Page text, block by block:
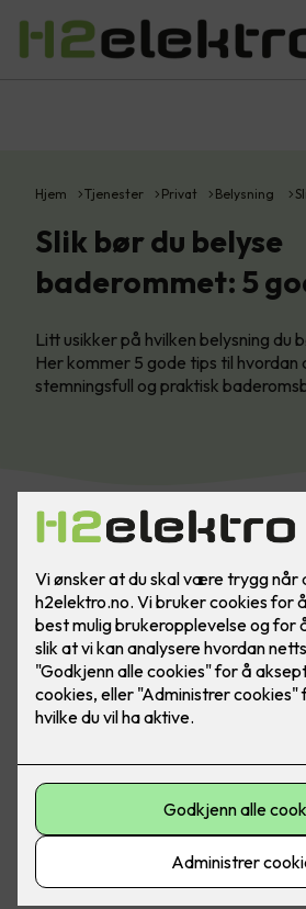
Hjem Tjenester Privat Belysning
Slik bør du belyse
baderommet: 5
Litt usikker på hvilken belysning du
Her kommer 5 gode tips til hvordan
stemningsfull og praktisk
badet. I tillegg kan belysning heve
1. Bruk dimbare